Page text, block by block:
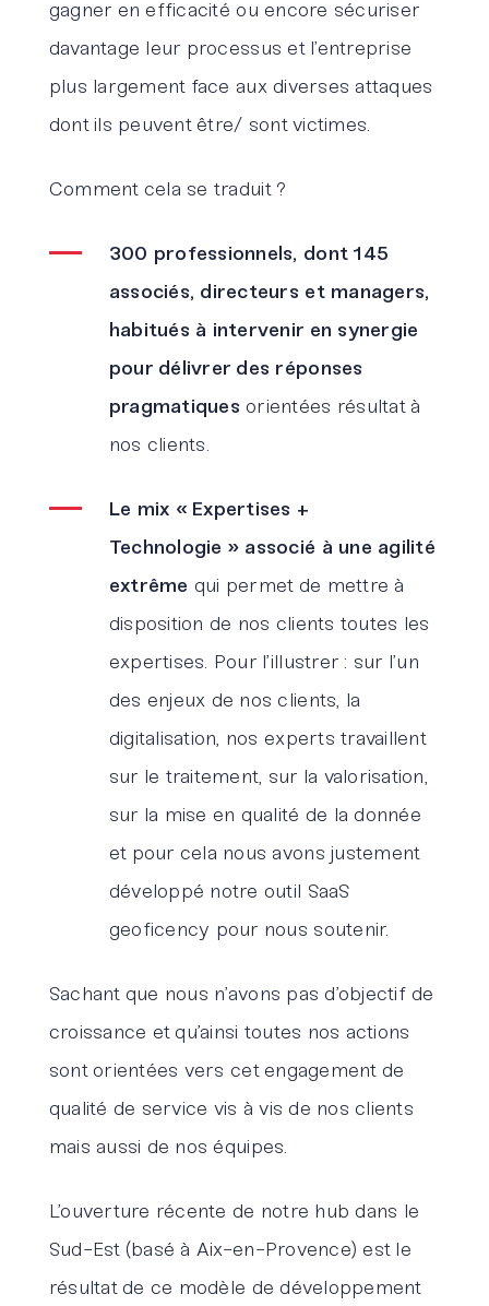
gagner en efficacité ou encore sécuriser
davantage leur processus et l’entreprise
plus largement face aux diverses attaques
dont ils peuvent être/ sont victimes.
Comment cela se traduit ?
300 professionnels, dont 145
associés, directeurs et managers,
habitués à intervenir en synergie
pour délivrer des réponses
pragmatiquesorientées résultat à
nos clients.
Le mix « Expertises +
Technologie » associé à une agilité
extrême qui permet de mettre à
disposition de nos clients toutes les
expertises. Pour l’illustrer : sur l’un
des enjeux de nos clients, la
digitalisation, nos experts travaillent
sur le traitement, sur la valorisation,
sur la mise en qualité de la donnée
et pour cela nous avons justement
développé notre outil SaaS
geoficency pour nous soutenir.
Sachant que nous n’avons pas d’objectif de
croissance et qu’ainsi toutes nos actions
sont orientées vers cet engagement de
qualité de service vis à vis de nos clients
mais aussi de nos équipes.
L’ouverture récente de notre hub dans le
Sud-Est (basé à Aix-en-Provence) est le
résultat de ce modèle de développement